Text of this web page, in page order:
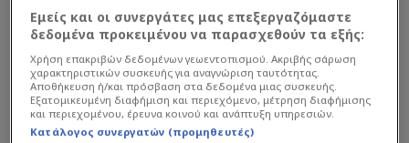
Εμείς και οι συνεργάτες μας επεξεργαζόμαστε
δεδομένα προκειμένου να παρασχεθούν τα εξής:
Χρήση επακριβών δεδομένων γεωεντοπισμού. Ακριβής σάρωση
χαρακτηριστικών συσκευής για αναγνώριση ταυτότητας.
Αποθήκευση ή/και πρόσβαση στα δεδομένα μιας συσκευής.
Εξατομικευμένη διαφήμιση και περιεχόμενο, μέτρηση διαφήμισης
και περιεχομένου, έρευνα κοινού και ανάπτυξη υπηρεσιών.
Κατάλογος συνεργατών (προμηθευτές)